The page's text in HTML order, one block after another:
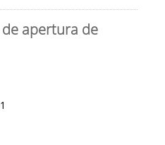
apertura de